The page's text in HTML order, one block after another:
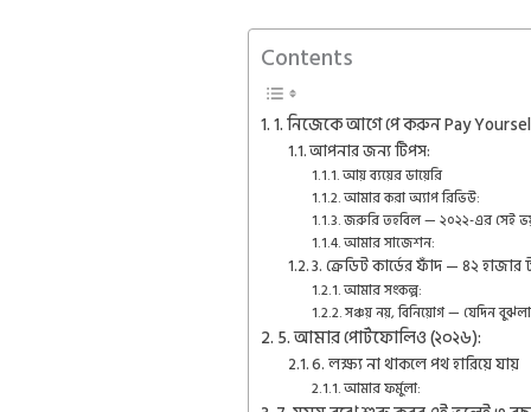
Contents
1. নিজেকে আগে পে করুন Pay
আপনার জন্য টিপস:
আয় ব্যয়ের ডায়েরি
আমার করা অ্যাপ রিভিউ:
জরুরি তহবিল — ২০২২-এর সেই
আমার সাজেশন:
3. ক্রেডিট কার্ডের ফাঁদ — ৪২ হাজার
আমার সংকল্প:
সঞ্চয় নয়, বিনিয়োগ — যেদিন
5. আমার পোর্টফোলিও (২০২৬):
6. লক্ষ্য না থাকলে পথ হারিয়ে যায়
আমার ফর্মুলা: